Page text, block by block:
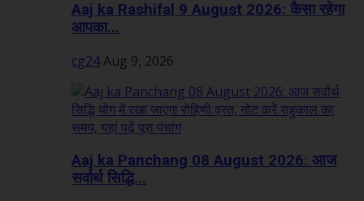
Aaj ka Rashifal 9 August 2026: कैसा रहेगा
आपका...
cg24Aug 9, 2026
Aaj ka Panchang 08 August 2026: आज
सर्वार्थ सिद्धि...